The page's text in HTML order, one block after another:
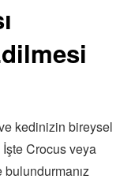
kedinizin bireysel
İşte Crocus veya